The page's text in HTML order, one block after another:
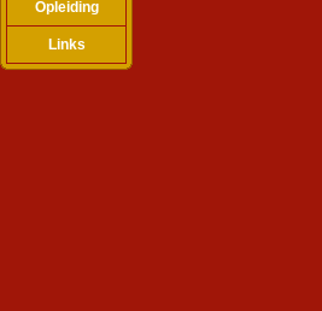
Opleiding
Links